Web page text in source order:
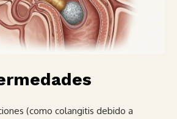
(como colangitis debido a